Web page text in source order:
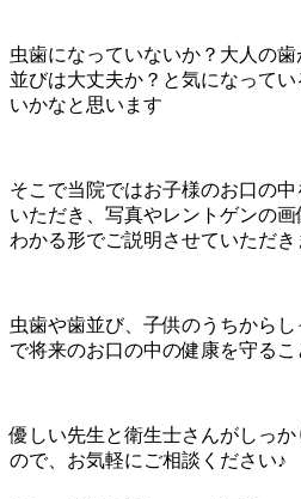
虫歯になっていないか？大人の
並びは大丈夫か？と気になって
いかなと思います
そこで当院ではお子様のお口の
いただき、写真やレントゲンの
わかる形でご説明させていただき
虫歯や歯並び、子供のうちから
で将来のお口の中の健康を守るこ
優しい先生と衛生士さんがしっ
ので、お気軽にご相談ください♪